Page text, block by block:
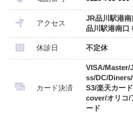
アクセス
JR品川駅港
品川駅港南口
休診日 不定休
カード決済
VISA/Master/
ss/DC/
S3/楽天カー
cover/オリコ/
ード